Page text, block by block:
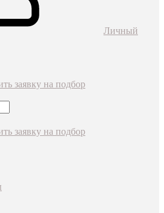
Личный
заявку на подбор
заявку на подбор